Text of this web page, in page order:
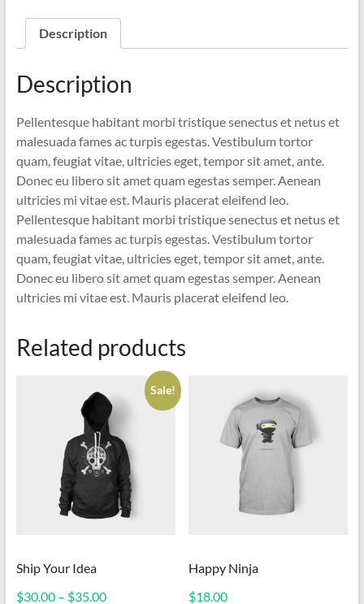
Description
Description
Pellentesque habitant morbi tristique senectus et netus et
malesuada fames ac turpis egestas. Vestibulum tortor
quam, feugiat vitae, ultricies eget, tempor sit amet, ante.
Donec eu libero sit amet quam egestas semper. Aenean
ultricies mi vitae est. Mauris placerat eleifend leo.
Pellentesque habitant morbi tristique senectus et netus et
malesuada fames ac turpis egestas. Vestibulum tortor
quam, feugiat vitae, ultricies eget, tempor sit amet, ante.
Donec eu libero sit amet quam egestas semper. Aenean
ultricies mi vitae est. Mauris placerat eleifend leo.
Related products
Sale!
Ship Your Idea
$30.00– $35.00
Happy Ninja
$18.00